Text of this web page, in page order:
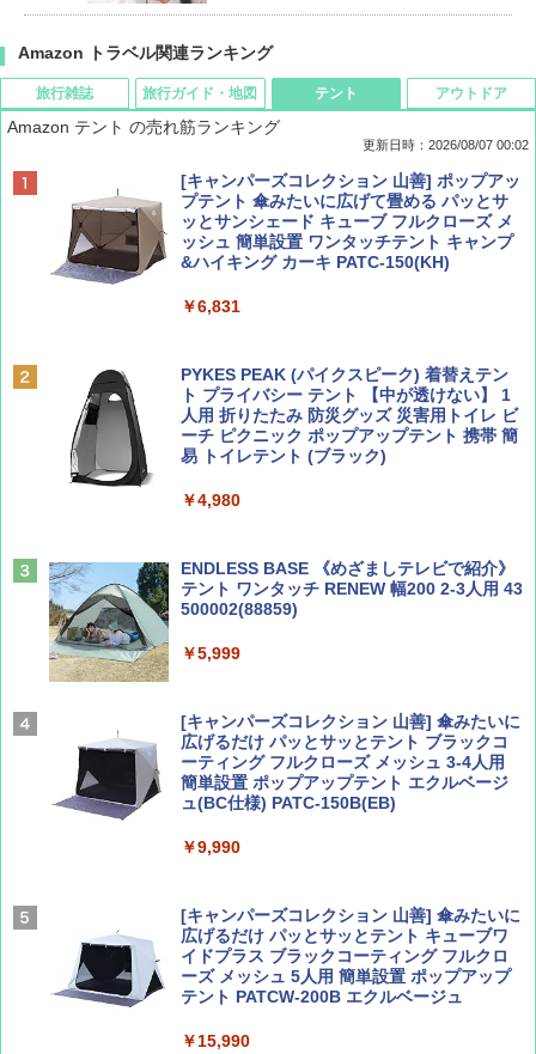
Amazon トラベル関連ランキング
旅行雑誌
ディズニーファン ２０２６年 ９月号 [雑
誌] (ＤＩＳＮＥＹ ＦＡＮ)
￥713
￥1,500
AIRLINE（エアライン）2026年9月号【特
集】ボーイング110周年を祝して！
￥1,760
旅行ガイド・地図
D40 地球の歩き方 チェンマイ タイ北部の魅
力的な町 2026～2027 地球の歩き方D アジア
￥2,079
￥2,479
ァキア 2026～2027 地球の歩き方A ヨーロッ
￥2,277
新しい日本地理 地図・統計・移動から読み
解く (講談社現代新書)
￥1,540
テント
Amazon テント の売れ筋ランキング
更新日時：2026/08/07 00:02
[キャンパーズコレクション 山善] ポップアッ
プテント 傘みたいに広げて畳める パッとサ
ッとサンシェード キューブ フルクローズ メ
ッシュ 簡単設置 ワンタッチテント キャンプ
&ハイキング カーキ PATC-150(KH)
￥6,831
PYKES PEAK (パイクスピーク) 着替えテン
ト プライバシー テント 【中が透けない】 1
人用 折りたたみ 防災グッズ 災害用トイレ ビ
ーチ ピクニック ポップアップテント 携帯 簡
易 トイレテント (ブラック)
￥4,980
ENDLESS BASE 《めざましテレビで紹介》
テント ワンタッチ RENEW 幅200 2-3人用 43
500002(88859)
￥5,999
[キャンパーズコレクション 山善] 傘みたいに
広げるだけ パッとサッとテント ブラックコ
ーティング フルクローズ メッシュ 3-4人用
簡単設置 ポップアップテント エクルベージ
ュ(BC仕様) PATC-150B(EB)
￥9,990
[キャンパーズコレクション 山善] 傘みたいに
広げるだけ パッとサッとテント キューブワ
イドプラス ブラックコーティング フルクロ
ーズ メッシュ 5人用 簡単設置 ポップアップ
テント PATCW-200B エクルベージュ
￥15,990
アウトドア